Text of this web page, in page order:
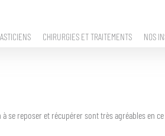
CHIRURGIES ET TRAITEMENTS NOS
reposer et récupérer sont très agréables en